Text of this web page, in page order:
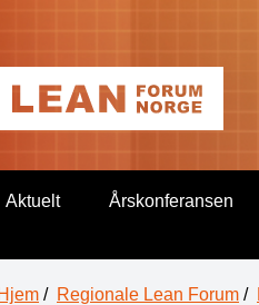
Aktuelt Årskonferansen
Hjem / Regionale Lean Forum /